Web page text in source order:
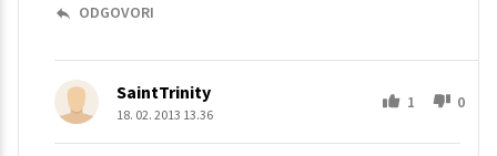
ODGOVORI
SaintTrinity
18. 02. 2013 13.36
1 0